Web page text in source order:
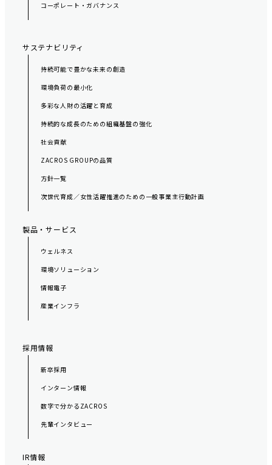
コーポレート・ガバナンス
サステナビリティ
持続可能で豊かな未来の創造
環境負荷の最小化
多彩な人財の活躍と育成
持続的な成長のための組織基盤の強化
社会貢献
ZACROS GROUPの品質
方針一覧
次世代育成／女性活躍推進のための一般事業主行動計画
製品・サービス
ウェルネス
環境ソリューション
情報電子
産業インフラ
採用情報
新卒採用
インターン情報
数字で分かるZACROS
先輩インタビュー
IR情報